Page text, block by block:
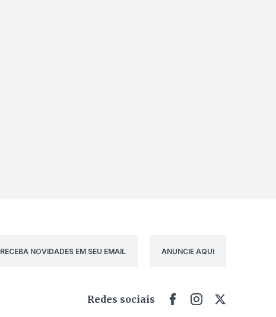
RECEBA NOVIDADES EM SEU EMAIL ANUNCIE AQUI
Redes sociais